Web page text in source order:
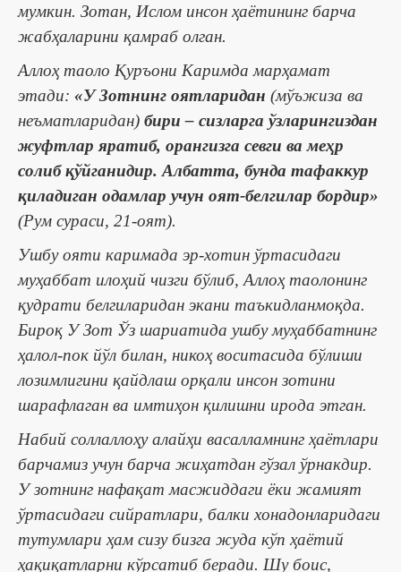
мумкин. Зотан, Ислом инсон ҳаётининг барча
жабҳаларини қамраб олган.
Аллоҳ таоло Қуръони Каримда марҳамат
этади: «У Зотнинг оятларидан (мўъжиза ва
неъматларидан) бири ‒ сизларга ўзларингиздан
жуфтлар яратиб, орангизга севги ва меҳр
солиб қўйганидир. Албатта, бунда тафаккур
қиладиган одамлар учун оят-белгилар бордир»
(Рум сураси, 21-оят).
Ушбу ояти каримада эр-хотин ўртасидаги
муҳаббат илоҳий чизги бўлиб, Аллоҳ таолонинг
қудрати белгиларидан экани таъкидланмоқда.
Бироқ У Зот Ўз шариатида ушбу муҳаббатнинг
ҳалол-пок йўл билан, никоҳ воситасида бўлиши
лозимлигини қайдлаш орқали инсон зотини
шарафлаган ва имтиҳон қилишни ирода этган.
Набий соллаллоҳу алайҳи васалламнинг ҳаётлари
барчамиз учун барча жиҳатдан гўзал ўрнакдир.
У зотнинг нафақат масжиддаги ёки жамият
ўртасидаги сийратлари, балки хонадонларидаги
тутумлари ҳам сизу бизга жуда кўп ҳаётий
ҳақиқатларни кўрсатиб беради. Шу боис,